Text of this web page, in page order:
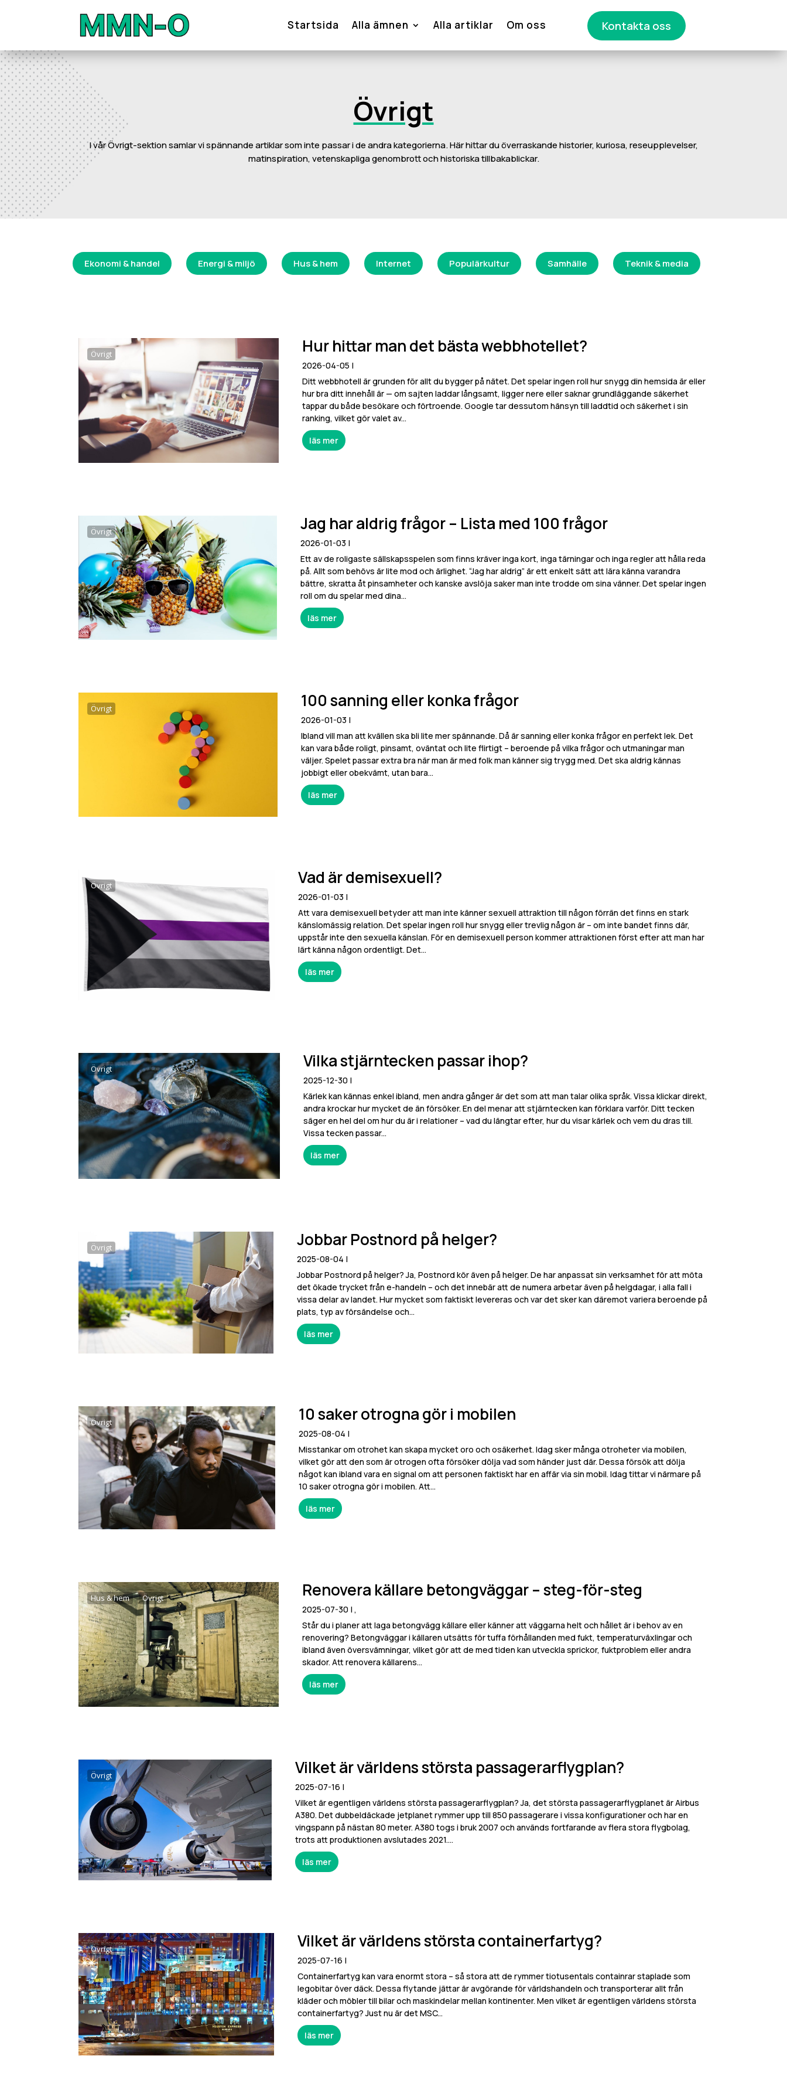
Startsida Alla ämnen Alla artiklar Om oss Kontakta oss
Övrigt
I vår Övrigt-sektion samlar vi spännande artiklar som inte passar i de andra kategorierna. Här hittar du överraskande historier, kuriosa, reseupplevelser,
matinspiration, vetenskapliga genombrott och historiska tillbakablickar.
Ekonomi & handel Energi & miljö Hus & hem Internet Populärkultur Samhälle Teknik & media
Övrigt Hur hittar man det bästa webbhotellet?
2026-04-05 |
Ditt webbhotell är grunden för allt du bygger på nätet. Det spelar ingen roll hur snygg din hemsida är eller
hur bra ditt innehåll är — om sajten laddar långsamt, ligger nere eller saknar grundläggande säkerhet
tappar du både besökare och förtroende. Google tar dessutom hänsyn till laddtid och säkerhet i sin
ranking, vilket gör valet av...
läs mer
Övrigt Jag har aldrig frågor – Lista med 100 frågor
2026-01-03 |
Ett av de roligaste sällskapsspelen som finns kräver inga kort, inga tärningar och inga regler att hålla reda
på. Allt som behövs är lite mod och ärlighet. “Jag har aldrig” är ett enkelt sätt att lära känna varandra
bättre, skratta åt pinsamheter och kanske avslöja saker man inte trodde om sina vänner. Det spelar ingen
roll om du spelar med dina...
läs mer
Övrigt 100 sanning eller konka frågor
2026-01-03 |
Ibland vill man att kvällen ska bli lite mer spännande. Då är sanning eller konka frågor en perfekt lek. Det
kan vara både roligt, pinsamt, oväntat och lite flirtigt – beroende på vilka frågor och utmaningar man
väljer. Spelet passar extra bra när man är med folk man känner sig trygg med. Det ska aldrig kännas
jobbigt eller obekvämt, utan bara...
läs mer
Övrigt Vad är demisexuell?
2026-01-03 |
Att vara demisexuell betyder att man inte känner sexuell attraktion till någon förrän det finns en stark
känslomässig relation. Det spelar ingen roll hur snygg eller trevlig någon är – om inte bandet finns där,
uppstår inte den sexuella känslan. För en demisexuell person kommer attraktionen först efter att man har
lärt känna någon ordentligt. Det...
läs mer
Övrigt Vilka stjärntecken passar ihop?
2025-12-30 |
Kärlek kan kännas enkel ibland, men andra gånger är det som att man talar olika språk. Vissa klickar direkt,
andra krockar hur mycket de än försöker. En del menar att stjärntecken kan förklara varför. Ditt tecken
säger en hel del om hur du är i relationer – vad du längtar efter, hur du visar kärlek och vem du dras till.
Vissa tecken passar...
läs mer
Övrigt Jobbar Postnord på helger?
2025-08-04 |
Jobbar Postnord på helger? Ja, Postnord kör även på helger. De har anpassat sin verksamhet för att möta
det ökade trycket från e-handeln – och det innebär att de numera arbetar även på helgdagar, i alla fall i
vissa delar av landet. Hur mycket som faktiskt levereras och var det sker kan däremot variera beroende på
plats, typ av försändelse och...
läs mer
Övrigt 10 saker otrogna gör i mobilen
2025-08-04 |
Misstankar om otrohet kan skapa mycket oro och osäkerhet. Idag sker många otroheter via mobilen,
vilket gör att den som är otrogen ofta försöker dölja vad som händer just där. Dessa försök att dölja
något kan ibland vara en signal om att personen faktiskt har en affär via sin mobil. Idag tittar vi närmare på
10 saker otrogna gör i mobilen. Att...
läs mer
Hus & hem Övrigt Renovera källare betongväggar – steg-för-steg
2025-07-30 | ,
Står du i planer att laga betongvägg källare eller känner att väggarna helt och hållet är i behov av en
renovering? Betongväggar i källaren utsätts för tuffa förhållanden med fukt, temperaturväxlingar och
ibland även översvämningar, vilket gör att de med tiden kan utveckla sprickor, fuktproblem eller andra
skador. Att renovera källarens...
läs mer
Övrigt Vilket är världens största passagerarflygplan?
2025-07-16 |
Vilket är egentligen världens största passagerarflygplan? Ja, det största passagerarflygplanet är Airbus
A380. Det dubbeldäckade jetplanet rymmer upp till 850 passagerare i vissa konfigurationer och har en
vingspann på nästan 80 meter. A380 togs i bruk 2007 och används fortfarande av flera stora flygbolag,
trots att produktionen avslutades 2021....
läs mer
Övrigt Vilket är världens största containerfartyg?
2025-07-16 |
Containerfartyg kan vara enormt stora – så stora att de rymmer tiotusentals containrar staplade som
legobitar över däck. Dessa flytande jättar är avgörande för världshandeln och transporterar allt från
kläder och möbler till bilar och maskindelar mellan kontinenter. Men vilket är egentligen världens största
containerfartyg? Just nu är det MSC...
läs mer